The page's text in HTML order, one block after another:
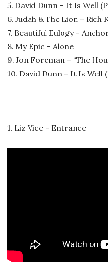
5. David Dunn – It Is Well
6. Judah & The Lion – Rich
7. Beautiful Eulogy –
8. My Epic – Alone
9. Jon Foreman – “The
10. David Dunn – It Is Well
1. Liz Vice – Entrance